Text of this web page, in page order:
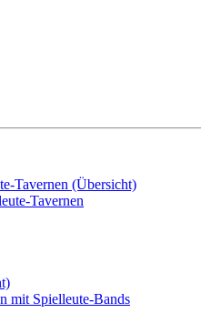
Tavernen (Übersicht)
Tavernen
mit Spielleute-Bands